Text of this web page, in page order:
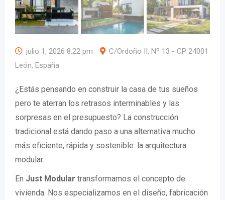
julio 1, 2026 8:22 pm
C/Ordoño II, Nº 13 - CP 24001
León, España
¿Estás pensando en construir la casa de tus sueños
pero te aterran los retrasos interminables y las
sorpresas en el presupuesto? La construcción
tradicional está dando paso a una alternativa mucho
más eficiente, rápida y sostenible: la arquitectura
modular.
En Just Modular transformamos el concepto de
vivienda. Nos especializamos en el diseño, fabricación